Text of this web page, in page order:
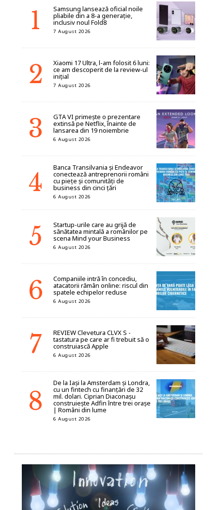
Samsung lansează oficial noile
pliabile din a 8-a generație,
inclusiv noul Fold8
7 August 2026
Xiaomi 17 Ultra, l-am folosit 6 luni:
ce am descoperit de la review-ul
inițial
7 August 2026
GTA VI primește o prezentare
extinsă pe Netflix, înainte de
lansarea din 19 noiembrie
6 August 2026
Banca Transilvania și Endeavor
conectează antreprenorii români
cu piețe și comunități de
business din cinci țări
6 August 2026
Startup-urile care au grijă de
sănătatea mintală a românilor pe
scena Mind your Business
6 August 2026
Companiile intră în concediu,
atacatorii rămân online: riscul din
spatele echipelor reduse
6 August 2026
REVIEW Clevetura CLVX S -
tastatura pe care ar fi trebuit să o
construiască Apple
6 August 2026
De la Iași la Amsterdam și Londra,
cu un fintech cu finanțări de 32
mil. dolari. Ciprian Diaconașu
construiește Adfin între trei orașe
| Români din lume
6 August 2026